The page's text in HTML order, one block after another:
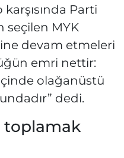
Parti
seçilen MYK
devam etmeleri
emri nettir:
olağanüstü
dedi.
toplamak